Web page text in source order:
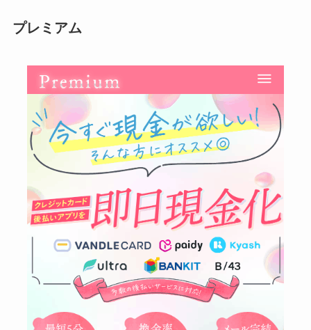
プレミアム